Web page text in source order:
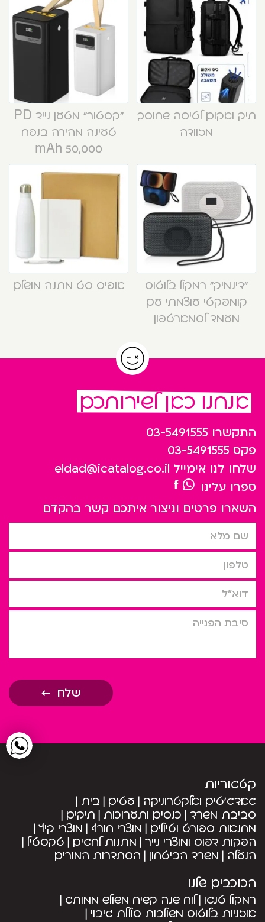
תיק ואקום לטיסה שחוסך
מזוודה
“קסטור” מטען נייד PD
טעינה מהירה בנפח
50,000 mAh
“דינמיק” רמקול בלוטוס
קומפקטי עוצמתי עם
מעמד לסמארטפון
אופיס סט מתנה מושלם
אנחנו כאן לשירותכם
התקשרו 03-5491555
פקס 03-5491555
שלחו לנו אימייל eldad@icatalog.co.il
ספרו עלינו
השארו פרטים וניצור איתכם קשר בהקדם
שם מלא
טלפון
דוא”ל
סיבת הפניה
שלח
קטגוריות
גאדג’טים ואלקטרוניקה עטים בית
סביבת משרד כנסים ותערוכות תיקים
מחנאות ספורט וטיולים מוצרי חורף מוצרי קיץ
הפקות דפוס ומוצרי נייר מתנות לחגים טקסטיל
הנעלה משרד הביטחון הסתדרות המורים
הכוכבים שלנו
רמקול טנגו לוח שנה קשיח משולש ממותג
אוזניות בלוטוס משולבות סוללת גיבוי